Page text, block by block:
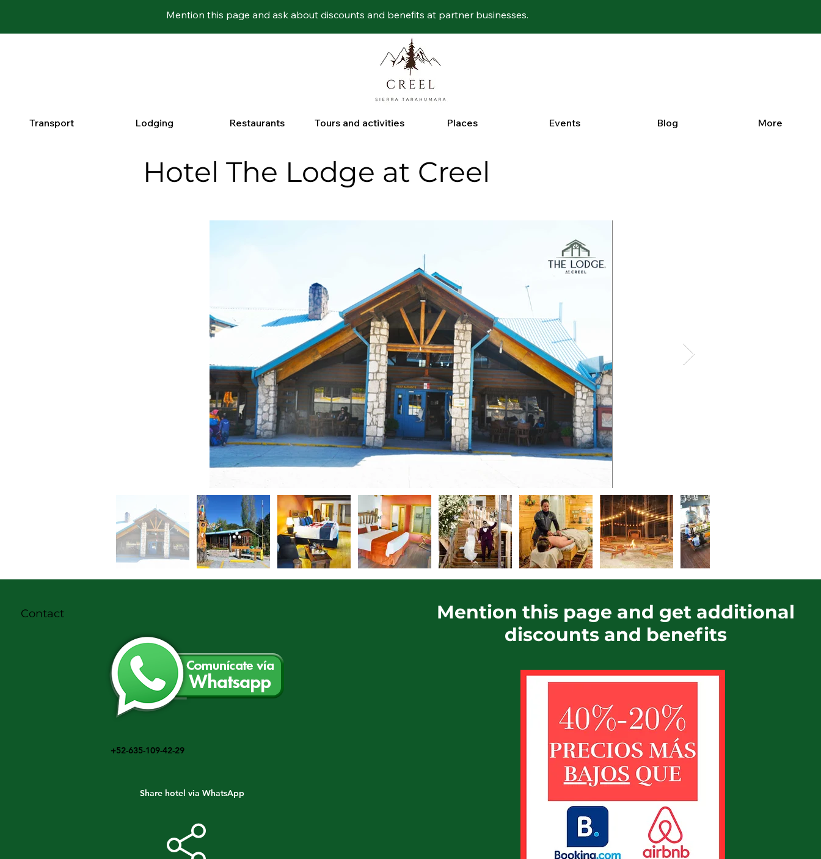
Mention this page and ask about discounts and benefits at partner businesses.
Transport Lodging Restaurants Tours and activities Places Events Blog More
Hotel The Lodge at Creel
Contact
+52-635-109-42-29
Share hotel via WhatsApp
Mention this page and get additional
discounts and benefits